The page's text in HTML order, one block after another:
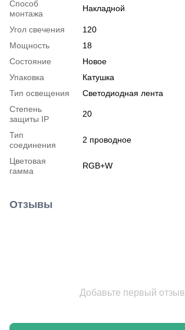
Способ
монтажа
Накладной
Угол свечения
120
Мощность
18
Состояние
Новое
Упаковка
Катушка
Тип освещения
Светодиодная лента
Степень
защиты IP
20
Тип
соединения
2 проводное
Цветовая
гамма
RGB+W
Отзывы
Добавьте первый отзыв